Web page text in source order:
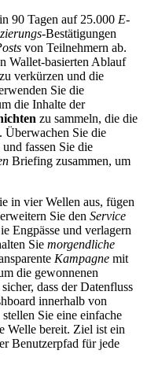
90 Tagen auf 25.000 E-
-Bestätigungen
von Teilnehmern ab.
Wallet-basierten Ablauf
verkürzen und die
Sie die
die Inhalte der
zu sammeln, die die
Überwachen Sie die
fassen Sie die
Briefing zusammen, um
in vier Wellen aus, fügen
Sie den Service
Engpässe und verlagern
Sie morgendliche
Kampagne mit
die gewonnenen
dass der Datenfluss
innerhalb von
Sie eine einfache
Welle bereit. Ziel ist ein
Benutzerpfad für jede